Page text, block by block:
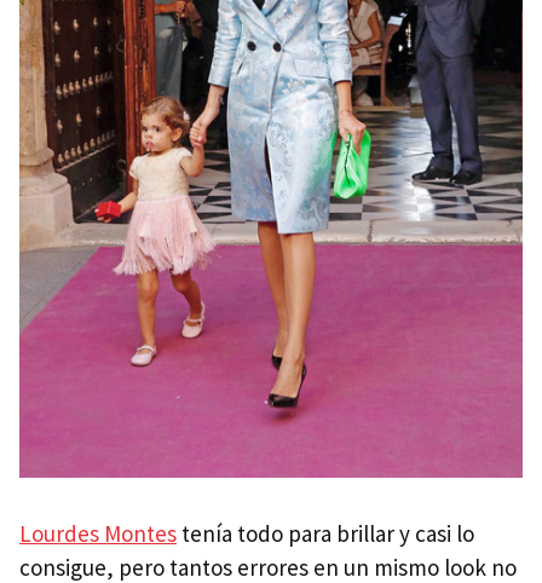
Lourdes Montes tenía todo para brillar y casi lo
consigue, pero tantos errores en un mismo look no